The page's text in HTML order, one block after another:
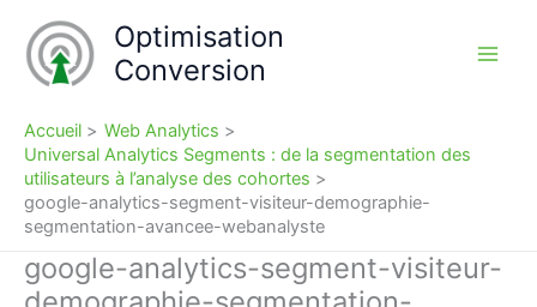
contenu
Optimisation
Conversion
Accueil
Web Analytics
Universal Analytics Segments : de la segmentation des
utilisateurs à l’analyse des cohortes
google-analytics-segment-visiteur-demographie-
segmentation-avancee-webanalyste
google-analytics-segment-visiteur-